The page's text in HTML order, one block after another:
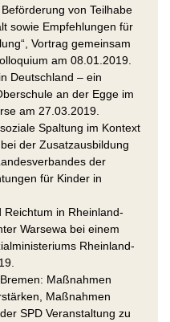
von Teilhabe
sowie Empfehlungen für
Vortrag gemeinsam
am 08.01.2019.
Deutschland – ein
an der Egge im
am 27.03.2019.
Spaltung im Kontext
der Zusatzausbildung
der
für Kinder in
Reichtum in Rheinland-
Warsewa bei einem
Rheinland-
Maßnahmen
Maßnahmen
SPD Veranstaltung zu